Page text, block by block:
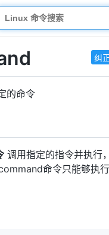
纠
的命令
调用指定的指令并执行
命令只能够执